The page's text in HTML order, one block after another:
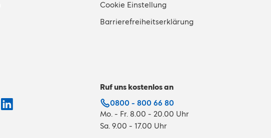
Cookie Einstellung
Barrierefreiheitserklärung
Ruf uns kostenlos an
0800 - 800 66 80
Mo. - Fr. 8.00 - 20.00 Uhr
Sa. 9.00 - 17.00 Uhr